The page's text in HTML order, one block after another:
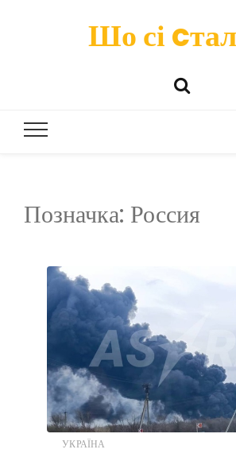
Шо сі
Позначка: Россия
УКРАЇНА